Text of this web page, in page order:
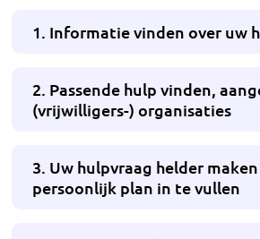
1. Informatie vinden over uw
2. Passende hulp vinden,
(vrijwilligers-) organisaties
3. Uw hulpvraag helder
persoonlijk plan in te vullen